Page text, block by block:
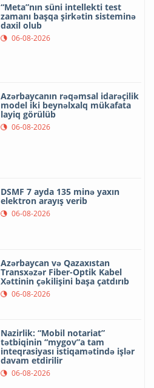
“Meta”nın süni intellekti test
zamanı başqa şirkətin sisteminə
daxil olub
06-08-2026
Azərbaycanın rəqəmsal idarəçilik
model iki beynəlxalq mükafata
layiq görülüb
06-08-2026
DSMF 7 ayda 135 minə yaxın
elektron arayış verib
06-08-2026
Azərbaycan və Qazaxıstan
Transxəzər Fiber-Optik Kabel
Xəttinin çəkilişini başa çatdırıb
06-08-2026
Nazirlik: “Mobil notariat”
tətbiqinin “mygov”a tam
inteqrasiyası istiqamətində işlər
davam etdirilir
06-08-2026